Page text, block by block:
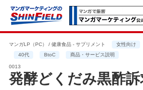
マンガLP（PC） / 健康食品 - サプリメント 女性向け
40代
BtoC 商品・サービス説明
0013
発酵どくだみ黒酢訴